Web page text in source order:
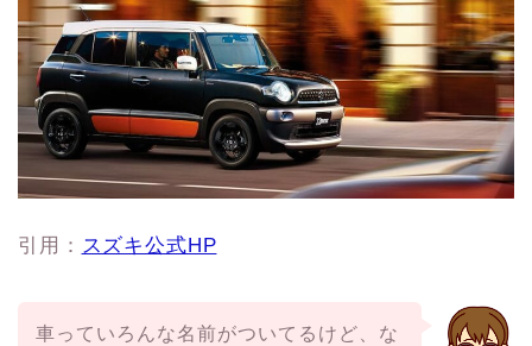
引用： スズキ公式HP
車っていろんな名前がついてるけど、な